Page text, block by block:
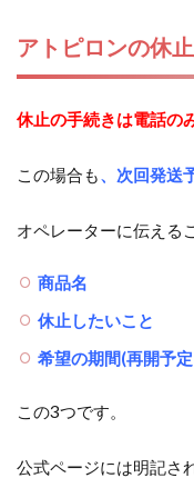
アトピロンの休
休止の手続きは電話の
この場合も、次回発送
オペレーターに伝える
商品名
休止したいこと
希望の期間(再開予
この3つです。
公式ページには明記さ